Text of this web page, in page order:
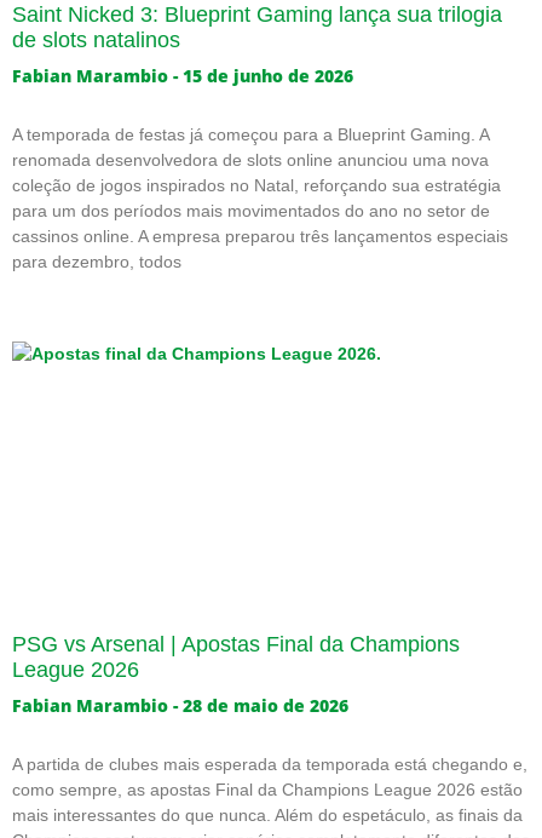
Saint Nicked 3: Blueprint Gaming lança sua trilogia
de slots natalinos
Fabian Marambio 15 de junho de 2026
A temporada de festas já começou para a Blueprint Gaming. A
renomada desenvolvedora de slots online anunciou uma nova
coleção de jogos inspirados no Natal, reforçando sua estratégia
para um dos períodos mais movimentados do ano no setor de
cassinos online. A empresa preparou três lançamentos especiais
para dezembro, todos
PSG vs Arsenal | Apostas Final da Champions
League 2026
Fabian Marambio 28 de maio de 2026
A partida de clubes mais esperada da temporada está chegando e,
como sempre, as apostas Final da Champions League 2026 estão
mais interessantes do que nunca. Além do espetáculo, as finais da